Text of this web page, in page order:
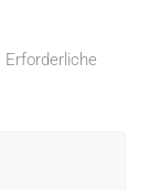
Erforderliche